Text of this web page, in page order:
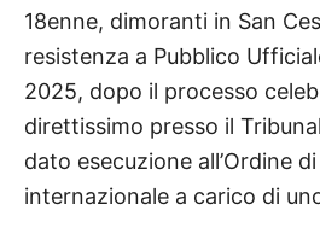
18enne, dimoranti in San
resistenza a Pubblico
2025, dopo il processo
direttissimo presso il
dato esecuzione all’Ordine
internazionale a carico di